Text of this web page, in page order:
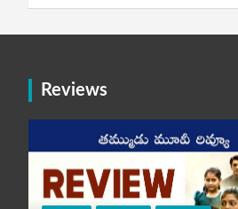
Reviews